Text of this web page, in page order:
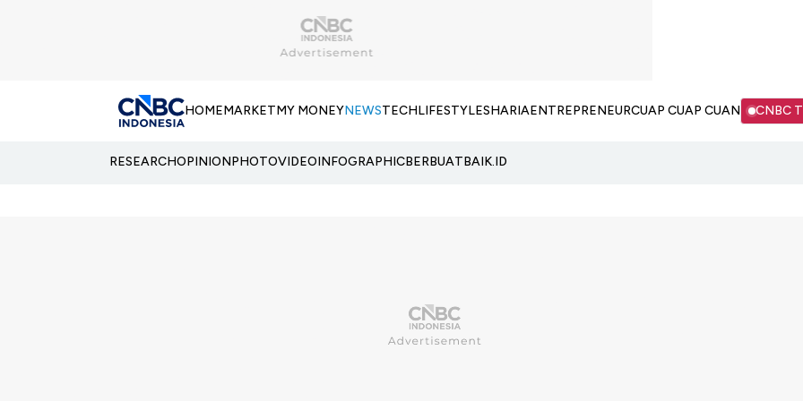
HOMEMARKETMY MONEYNEWSTECHLIFESTYLESHARIAENTREPRENEURCUAP CUAP CUAN CNBC
RESEARCHOPINIONPHOTOVIDEOINFOGRAPHICBERBUATBAIK.ID